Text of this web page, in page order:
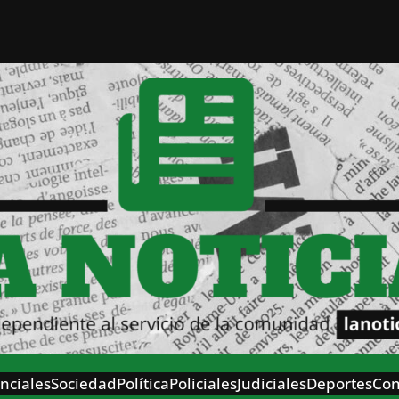
SociedadPolíticaPolicialesJudicialesDeportes